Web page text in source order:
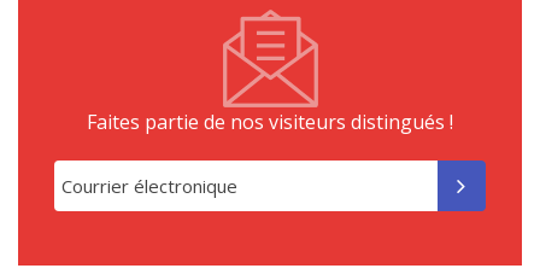
Faites partie de nos visiteurs distingués !